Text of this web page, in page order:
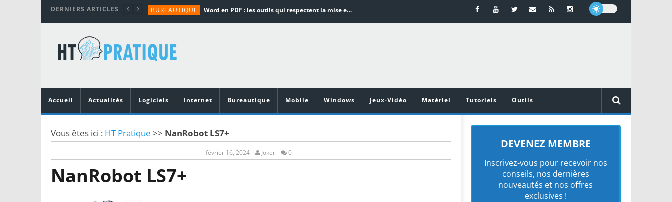
DERNIERS ARTICLES BUREAUTIQUE Word en PDF : les outils qui respectent la mise en page
TUTORIALS
MATÉRIEL
Vidéoprojecteurs Asus : Top 6 des meilleurs modèles de la marque
Accueil
Actualités Logiciels Internet Bureautique Mobile Windows Jeux-Vidéo Matériel Tutoriels Outils
Vous êtes ici : HT Pratique >> NanRobot LS7+
février 16, 2024 Joker 0
NanRobot LS7+
DEVENEZ MEMBRE
Inscrivez-vous pour recevoir nos
conseils, nos dernières
nouveautés et nos offres
exclusives !